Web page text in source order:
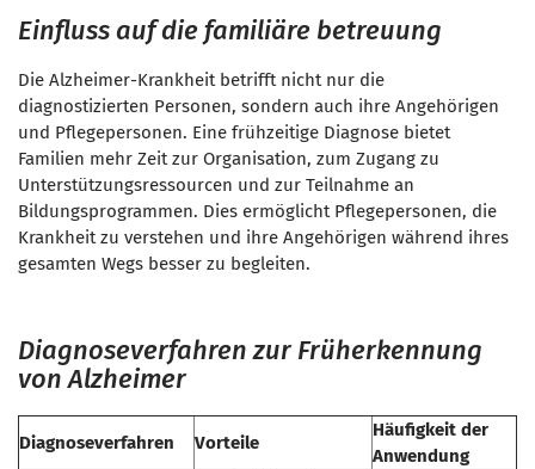
Einfluss auf die familiäre betreuung
Die Alzheimer-Krankheit betrifft nicht nur die
diagnostizierten Personen, sondern auch ihre Angehörigen
und Pflegepersonen. Eine frühzeitige Diagnose bietet
Familien mehr Zeit zur Organisation, zum Zugang zu
Unterstützungsressourcen und zur Teilnahme an
Bildungsprogrammen. Dies ermöglicht Pflegepersonen, die
Krankheit zu verstehen und ihre Angehörigen während ihres
gesamten Wegs besser zu begleiten.
Diagnoseverfahren zur Früherkennung
von Alzheimer
Diagnoseverfahren Vorteile
Häufigkeit der
Anwendung